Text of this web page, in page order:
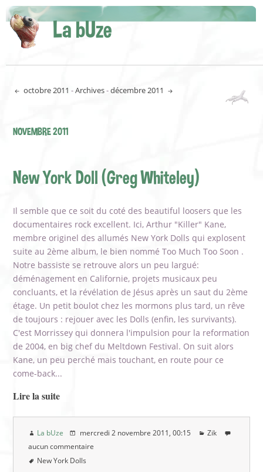
La bUze
octobre 2011 -Archives-décembre 2011
NOVEMBRE 2011
New York Doll (Greg Whiteley)
Il semble que ce soit du coté des beautiful loosers que les
documentaires rock excellent. Ici, Arthur "Killer" Kane,
membre originel des allumés New York Dolls qui explosent
suite au 2ème album, le bien nommé Too Much Too Soon .
Notre bassiste se retrouve alors un peu largué:
déménagement en Californie, projets musicaux peu
concluants, et la révélation de Jésus après un saut du 2ème
étage. Un petit boulot chez les mormons plus tard, un rêve
de toujours : rejouer avec les Dolls (enfin, les survivants).
C'est Morrissey qui donnera l'impulsion pour la reformation
de 2004, en big chef du Meltdown Festival. On suit alors
Kane, un peu perché mais touchant, en route pour ce
come-back...
Lire la suite
La bUze mercredi 2 novembre 2011 , 00:15
Zik
aucun commentaire
New York Dolls